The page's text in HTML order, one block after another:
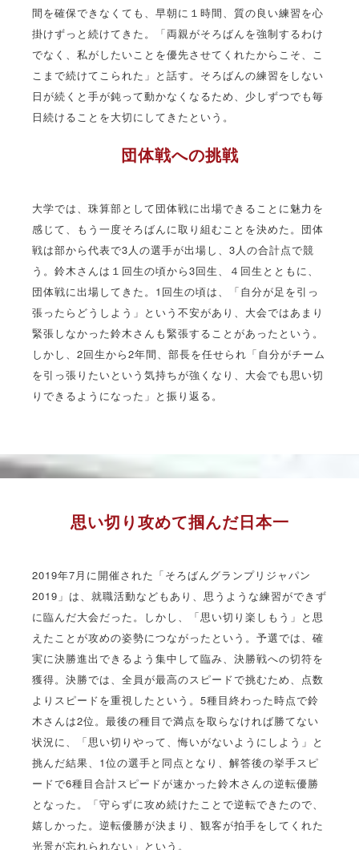
間を確保できなくても、早朝に１時間、質の良い練習を心
掛けずっと続けてきた。「両親がそろばんを強制するわけ
でなく、私がしたいことを優先させてくれたからこそ、こ
こまで続けてこられた」と話す。そろばんの練習をしない
日が続くと手が鈍って動かなくなるため、少しずつでも毎
日続けることを大切にしてきたという。
団体戦への挑戦
大学では、珠算部として団体戦に出場できることに魅力を
感じて、もう一度そろばんに取り組むことを決めた。団体
戦は部から代表で3人の選手が出場し、3人の合計点で競
う。鈴木さんは１回生の頃から3回生、４回生とともに、
団体戦に出場してきた。1回生の頃は、「自分が足を引っ
張ったらどうしよう」という不安があり、大会ではあまり
緊張しなかった鈴木さんも緊張することがあったという。
しかし、2回生から2年間、部長を任せられ「自分がチーム
を引っ張りたいという気持ちが強くなり、大会でも思い切
りできるようになった」と振り返る。
思い切り攻めて掴んだ日本一
2019年7月に開催された「そろばんグランプリジャパン
2019」は、就職活動などもあり、思うような練習ができず
に臨んだ大会だった。しかし、「思い切り楽しもう」と思
えたことが攻めの姿勢につながったという。予選では、確
実に決勝進出できるよう集中して臨み、決勝戦への切符を
獲得。決勝では、全員が最高のスピードで挑むため、点数
よりスピードを重視したという。5種目終わった時点で鈴
木さんは2位。最後の種目で満点を取らなければ勝てない
状況に、「思い切りやって、悔いがないようにしよう」と
挑んだ結果、1位の選手と同点となり、解答後の挙手スピ
ードで6種目合計スピードが速かった鈴木さんの逆転優勝
となった。「守らずに攻め続けたことで逆転できたので、
嬉しかった。逆転優勝が決まり、観客が拍手をしてくれた
光景が忘れられない」という。